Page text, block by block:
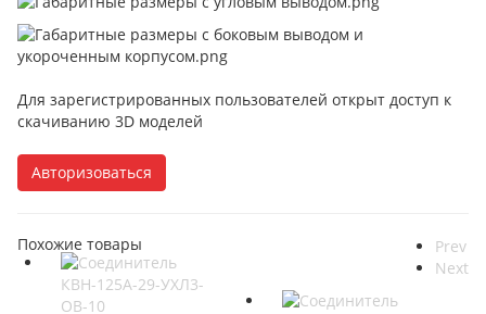
Для зарегистрированных пользователей открыт доступ к
скачиванию 3D моделей
Авторизоваться
Prev
Next
Похожие товары